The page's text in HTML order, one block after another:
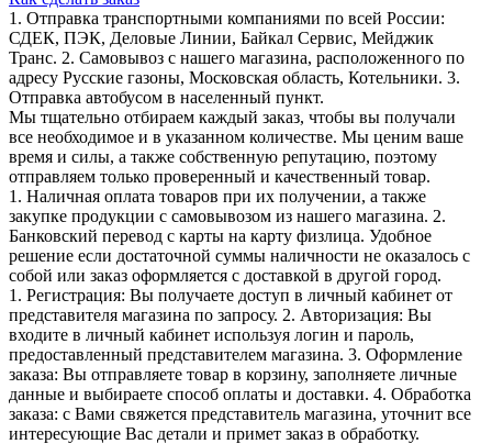
1. Отправка транспортными компаниями по всей России:
СДЕК, ПЭК, Деловые Линии, Байкал Сервис, Мейджик
Транс. 2. Самовывоз с нашего магазина, расположенного по
адресу Русские газоны, Московская область, Котельники. 3.
Отправка автобусом в населенный пункт.
Мы тщательно отбираем каждый заказ, чтобы вы получали
все необходимое и в указанном количестве. Мы ценим ваше
время и силы, а также собственную репутацию, поэтому
отправляем только проверенный и качественный товар.
1. Наличная оплата товаров при их получении, а также
закупке продукции с самовывозом из нашего магазина. 2.
Банковский перевод с карты на карту физлица. Удобное
решение если достаточной суммы наличности не оказалось с
собой или заказ оформляется с доставкой в другой город.
1. Регистрация: Вы получаете доступ в личный кабинет от
представителя магазина по запросу. 2. Авторизация: Вы
входите в личный кабинет используя логин и пароль,
предоставленный представителем магазина. 3. Оформление
заказа: Вы отправляете товар в корзину, заполняете личные
данные и выбираете способ оплаты и доставки. 4. Обработка
заказа: с Вами свяжется представитель магазина, уточнит все
интересующие Вас детали и примет заказ в обработку.